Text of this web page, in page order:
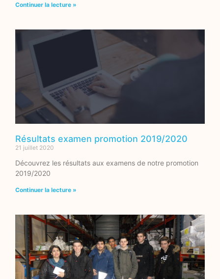
Continuer la lecture »
Résultats examen promotion 2019/2020
21 juillet 2020
Découvrez les résultats aux examens de notre promotion
2019/2020
Continuer la lecture »